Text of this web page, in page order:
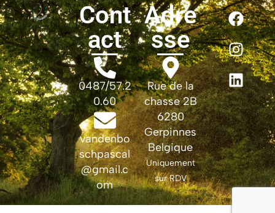
Cont
act
0487/57.2
0.60
vandenbo
schpascal
@gmail.c
om
Adre
sse
Rue de la
chasse 2B
6280
Gerpinnes
Belgique
Uniquement
sur RDV